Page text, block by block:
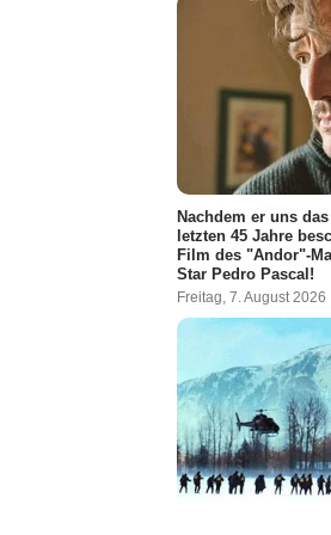
Nachdem er uns
letzten 45 Jahre
Film des "Andor"-
Star Pedro Pascal!
Freitag, 7. August 2026